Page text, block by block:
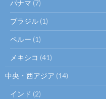
パナマ (7)
ブラジル (1)
ペルー (1)
メキシコ (41)
中央・西アジア (14)
インド (2)